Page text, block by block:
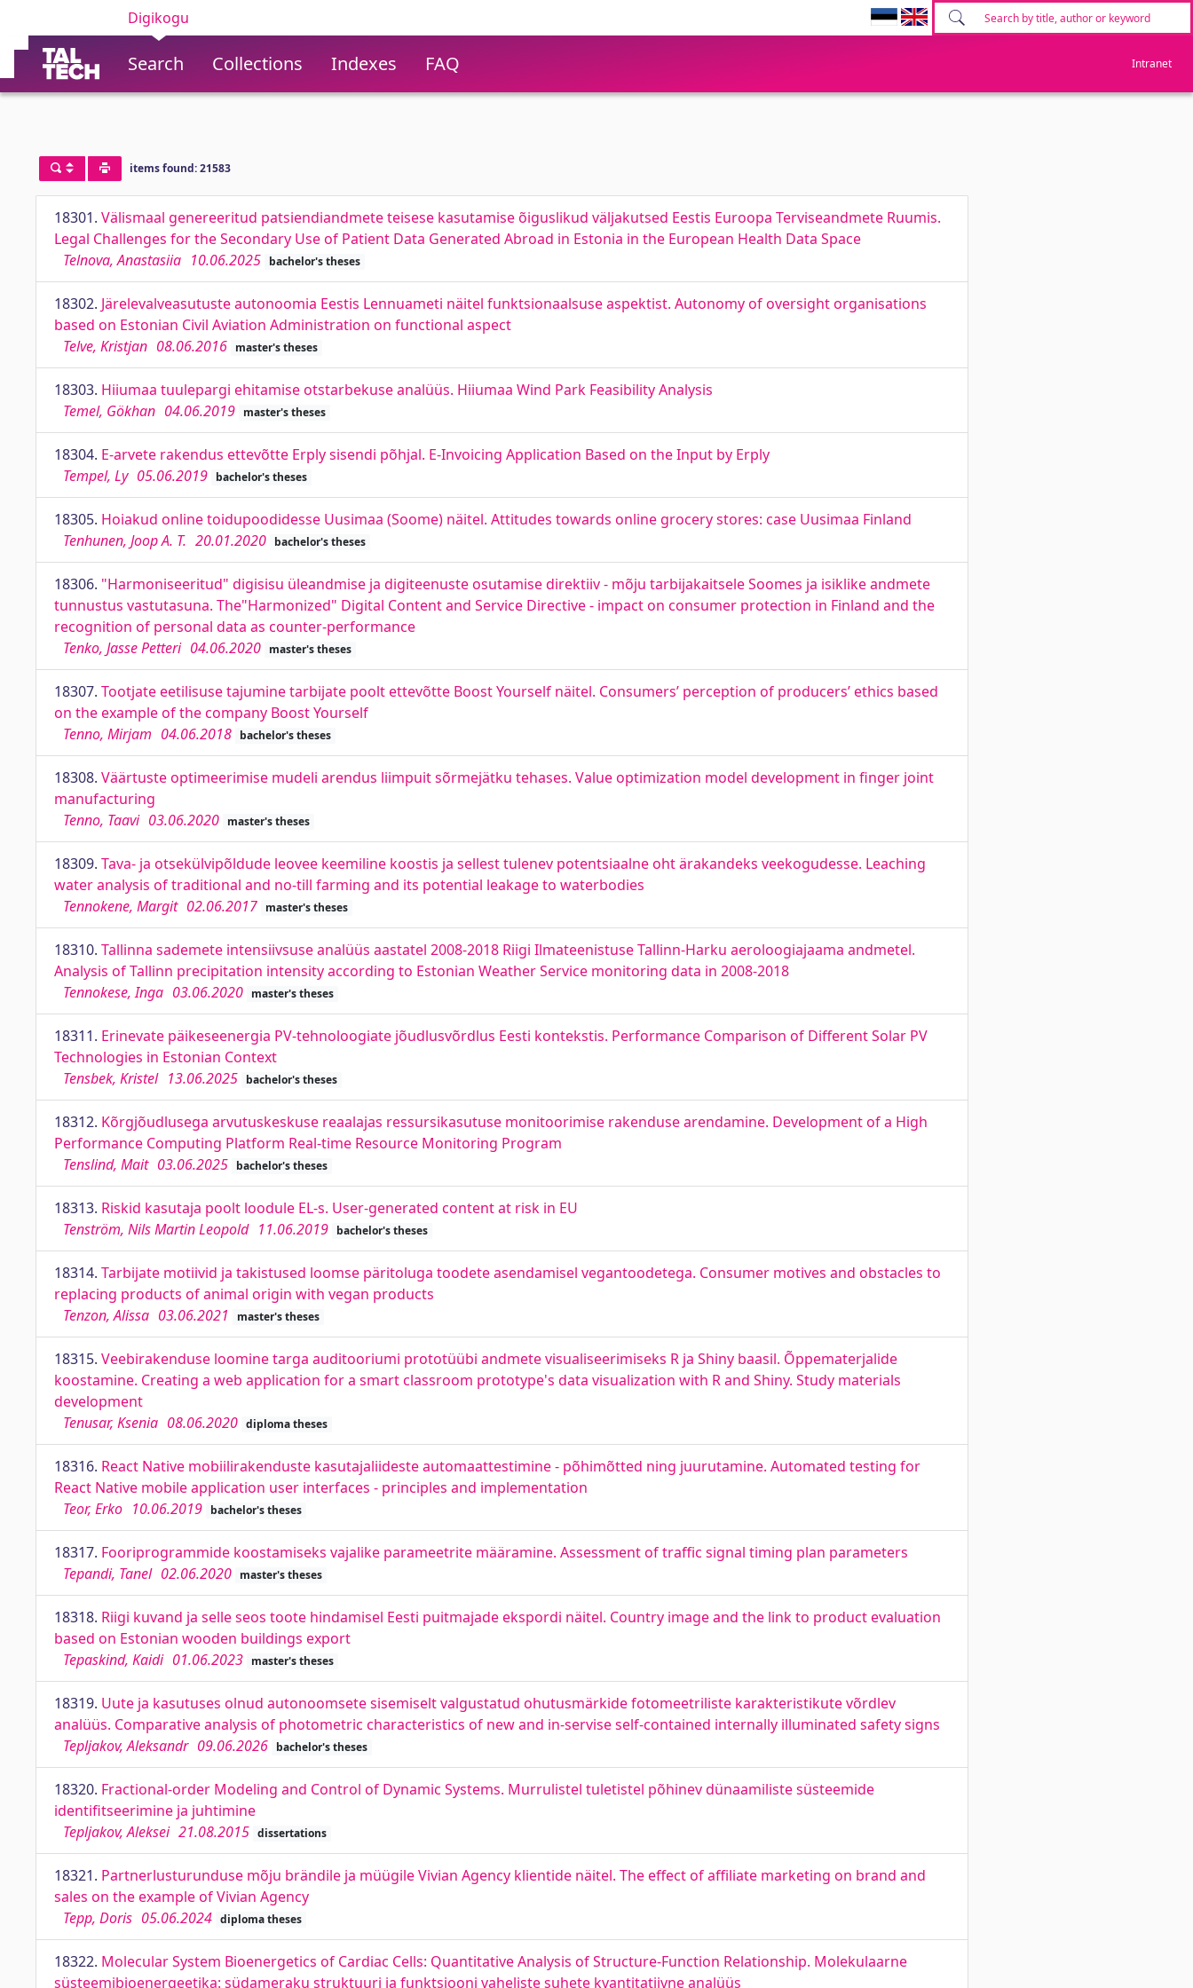
Digikogu
Search Collections Indexes FAQ Intranet
items found: 21583
18301. Välismaal genereeritud patsiendiandmete teisese kasutamise õiguslikud väljakutsed Eestis Euroopa Terviseandmete Ruumis.
Legal Challenges for the Secondary Use of Patient Data Generated Abroad in Estonia in the European Health Data Space
Telnova, Anastasiia 10.06.2025 bachelor's theses
18302. Järelevalveasutuste autonoomia Eestis Lennuameti näitel funktsionaalsuse aspektist. Autonomy of oversight organisations
based on Estonian Civil Aviation Administration on functional aspect
Telve, Kristjan 08.06.2016 master's theses
18303. Hiiumaa tuulepargi ehitamise otstarbekuse analüüs. Hiiumaa Wind Park Feasibility Analysis
Temel, Gökhan 04.06.2019 master's theses
18304. E-arvete rakendus ettevõtte Erply sisendi põhjal. E-Invoicing Application Based on the Input by Erply
Tempel, Ly 05.06.2019 bachelor's theses
18305. Hoiakud online toidupoodidesse Uusimaa (Soome) näitel. Attitudes towards online grocery stores: case Uusimaa Finland
Tenhunen, Joop A. T. 20.01.2020 bachelor's theses
18306. "Harmoniseeritud" digisisu üleandmise ja digiteenuste osutamise direktiiv - mõju tarbijakaitsele Soomes ja isiklike andmete
tunnustus vastutasuna. The"Harmonized" Digital Content and Service Directive - impact on consumer protection in Finland and the
recognition of personal data as counter-performance
Tenko, Jasse Petteri 04.06.2020 master's theses
18307. Tootjate eetilisuse tajumine tarbijate poolt ettevõtte Boost Yourself näitel. Consumers’ perception of producers’ ethics based
on the example of the company Boost Yourself
Tenno, Mirjam 04.06.2018 bachelor's theses
18308. Väärtuste optimeerimise mudeli arendus liimpuit sõrmejätku tehases. Value optimization model development in finger joint
manufacturing
Tenno, Taavi 03.06.2020 master's theses
18309. Tava- ja otsekülvipõldude leovee keemiline koostis ja sellest tulenev potentsiaalne oht ärakandeks veekogudesse. Leaching
water analysis of traditional and no-till farming and its potential leakage to waterbodies
Tennokene, Margit 02.06.2017 master's theses
18310. Tallinna sademete intensiivsuse analüüs aastatel 2008-2018 Riigi Ilmateenistuse Tallinn-Harku aeroloogiajaama andmetel.
Analysis of Tallinn precipitation intensity according to Estonian Weather Service monitoring data in 2008-2018
Tennokese, Inga 03.06.2020 master's theses
18311. Erinevate päikeseenergia PV-tehnoloogiate jõudlusvõrdlus Eesti kontekstis. Performance Comparison of Different Solar PV
Technologies in Estonian Context
Tensbek, Kristel 13.06.2025 bachelor's theses
18312. Kõrgjõudlusega arvutuskeskuse reaalajas ressursikasutuse monitoorimise rakenduse arendamine. Development of a High
Performance Computing Platform Real-time Resource Monitoring Program
Tenslind, Mait 03.06.2025 bachelor's theses
18313. Riskid kasutaja poolt loodule EL-s. User-generated content at risk in EU
Tenström, Nils Martin Leopold 11.06.2019 bachelor's theses
18314. Tarbijate motiivid ja takistused loomse päritoluga toodete asendamisel vegantoodetega. Consumer motives and obstacles to
replacing products of animal origin with vegan products
Tenzon, Alissa 03.06.2021 master's theses
18315. Veebirakenduse loomine targa auditooriumi prototüübi andmete visualiseerimiseks R ja Shiny baasil. Õppematerjalide
koostamine. Creating a web application for a smart classroom prototype's data visualization with R and Shiny. Study materials
development
Tenusar, Ksenia 08.06.2020 diploma theses
18316. React Native mobiilirakenduste kasutajaliideste automaattestimine - põhimõtted ning juurutamine. Automated testing for
React Native mobile application user interfaces - principles and implementation
Teor, Erko 10.06.2019 bachelor's theses
18317. Fooriprogrammide koostamiseks vajalike parameetrite määramine. Assessment of traffic signal timing plan parameters
Tepandi, Tanel 02.06.2020 master's theses
18318. Riigi kuvand ja selle seos toote hindamisel Eesti puitmajade ekspordi näitel. Country image and the link to product evaluation
based on Estonian wooden buildings export
Tepaskind, Kaidi 01.06.2023 master's theses
18319. Uute ja kasutuses olnud autonoomsete sisemiselt valgustatud ohutusmärkide fotomeetriliste karakteristikute võrdlev
analüüs. Comparative analysis of photometric characteristics of new and in-servise self-contained internally illuminated safety signs
Tepljakov, Aleksandr 09.06.2026 bachelor's theses
18320. Fractional-order Modeling and Control of Dynamic Systems. Murrulistel tuletistel põhinev dünaamiliste süsteemide
identifitseerimine ja juhtimine
Tepljakov, Aleksei 21.08.2015 dissertations
18321. Partnerlusturunduse mõju brändile ja müügile Vivian Agency klientide näitel. The effect of affiliate marketing on brand and
sales on the example of Vivian Agency
Tepp, Doris 05.06.2024 diploma theses
18322. Molecular System Bioenergetics of Cardiac Cells: Quantitative Analysis of Structure-Function Relationship. Molekulaarne
süsteemibioenergeetika: südameraku struktuuri ja funktsiooni vaheliste suhete kvantitatiivne analüüs